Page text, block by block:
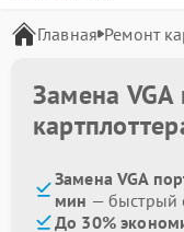
Главная Ремонт
Замена VGA
Замена VGA
мин — быстрый
До 30%